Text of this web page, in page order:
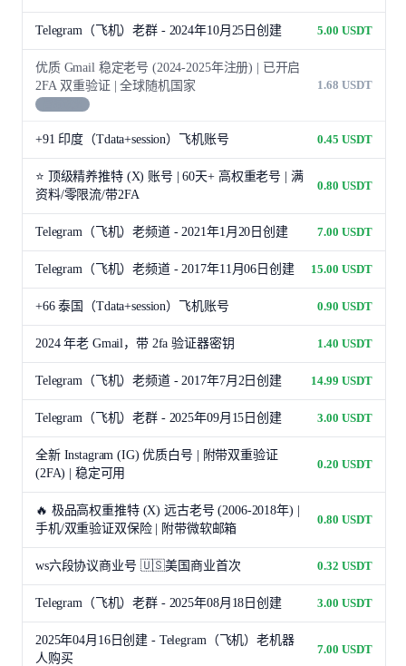
Telegram（飞机）老群 - 2024年10月25日创建 5.00 USDT
优质 Gmail 稳定老号 (2024-2025年注册) | 已开启
2FA 双重验证 | 全球随机国家
1.68 USDT
+91 印度（Tdata+session）飞机账号 0.45 USDT
⭐ 顶级精养推特 (X) 账号 | 60天+ 高权重老号 | 满
资料/零限流/带2FA
0.80 USDT
Telegram（飞机）老频道 - 2021年1月20日创建 7.00 USDT
Telegram（飞机）老频道 - 2017年11月06日创建 15.00 USDT
+66 泰国（Tdata+session）飞机账号 0.90 USDT
2024 年老 Gmail，带 2fa 验证器密钥 1.40 USDT
Telegram（飞机）老频道 - 2017年7月2日创建 14.99 USDT
Telegram（飞机）老群 - 2025年09月15日创建 3.00 USDT
全新 Instagram (IG) 优质白号 | 附带双重验证
(2FA) | 稳定可用
0.20 USDT
🔥 极品高权重推特 (X) 远古老号 (2006-2018年) |
手机/双重验证双保险 | 附带微软邮箱
0.80 USDT
ws六段协议商业号 🇺🇸美国商业首次 0.32 USDT
Telegram（飞机）老群 - 2025年08月18日创建 3.00 USDT
2025年04月16日创建 - Telegram（飞机）老机器
人购买
7.00 USDT